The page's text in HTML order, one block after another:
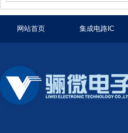
网站首页 集成电路IC